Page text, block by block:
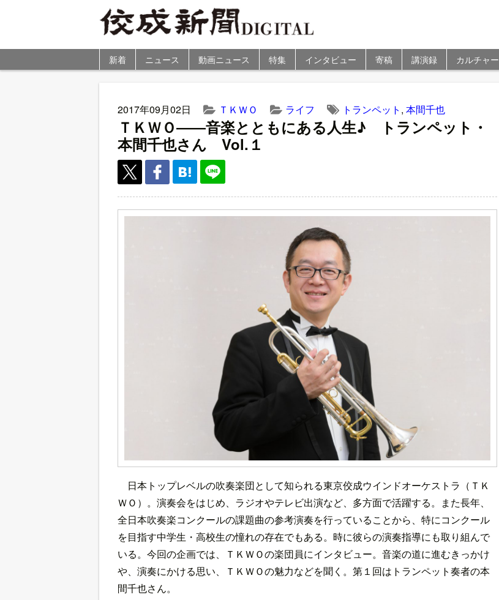
新着 ニュース 動画ニュース 特集 インタビュー 寄稿 講演録 カルチャー
2017年09月02日 ＴＫＷＯ ライフ トランペット , 本間千也
ＴＫＷＯ――音楽とともにある人生♪ トランペット・
本間千也さん Vol.１
日本トップレベルの吹奏楽団として知られる東京佼成ウインドオーケストラ（ＴＫ
ＷＯ）。演奏会をはじめ、ラジオやテレビ出演など、多方面で活躍する。また長年、
全日本吹奏楽コンクールの課題曲の参考演奏を行っていることから、特にコンクール
を目指す中学生・高校生の憧れの存在でもある。時に彼らの演奏指導にも取り組んで
いる。今回の企画では、ＴＫＷＯの楽団員にインタビュー。音楽の道に進むきっかけ
や、演奏にかける思い、ＴＫＷＯの魅力などを聞く。第１回はトランペット奏者の本
間千也さん。